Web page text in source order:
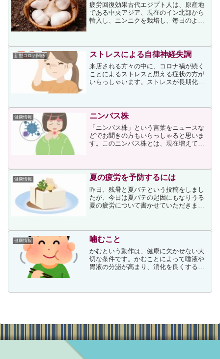
疲労回復効果古代エジプト人は、原産地
である中央アジア、現在のイン北部から
輸入し、ニンニクを栽培し、毎日のよう
ラミッドの中から黒化した...
新型コロナ関係 ストレスによる自律神経失調
来店される方々の中に、コロナ禍が続く
ことによるストレスと思える症状の方が
いらっしゃいます。ストレスが長期化す
等、そして微熱が続く方もいらっしゃい
ます。私からは自律神経を整...
健康情報 ニンバス株
「ニンバス株」という言葉をニュースな
どでお聞きの方もいらっしゃると思いま
す。このニンバス株とは、現在増えてい
ス株に感染した際の特徴的な症状は、の
どの強い...
健康情報 夏の疲労を予防するには
昨日、残暑と夏バテという投稿をしまし
たが、今日は夏バテの起因にもなりうる
夏の疲労について書かせていただきま
り、筋肉・神経ともに働きが鈍ります。
また人間の皮膚は常に呼吸...
健康情報 噛むこと
かむという動作は、健康に欠かせない大
切な条件です。かむことによって唾液や
胃液の分泌が高まり、消化を良くするだ
果もあります。また、満腹中枢が刺激さ